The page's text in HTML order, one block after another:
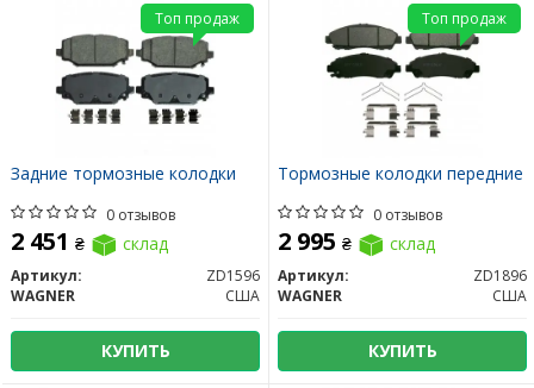
Задние тормозные колодки
0 отзывов
2 451 ₴ склад
Артикул:
ZD1596
WAGNER
США
КУПИТЬ
Топ продаж
Тормозные колодки передние
0 отзывов
2 995 ₴ склад
Артикул:
ZD1896
WAGNER
США
КУПИТЬ
Топ продаж